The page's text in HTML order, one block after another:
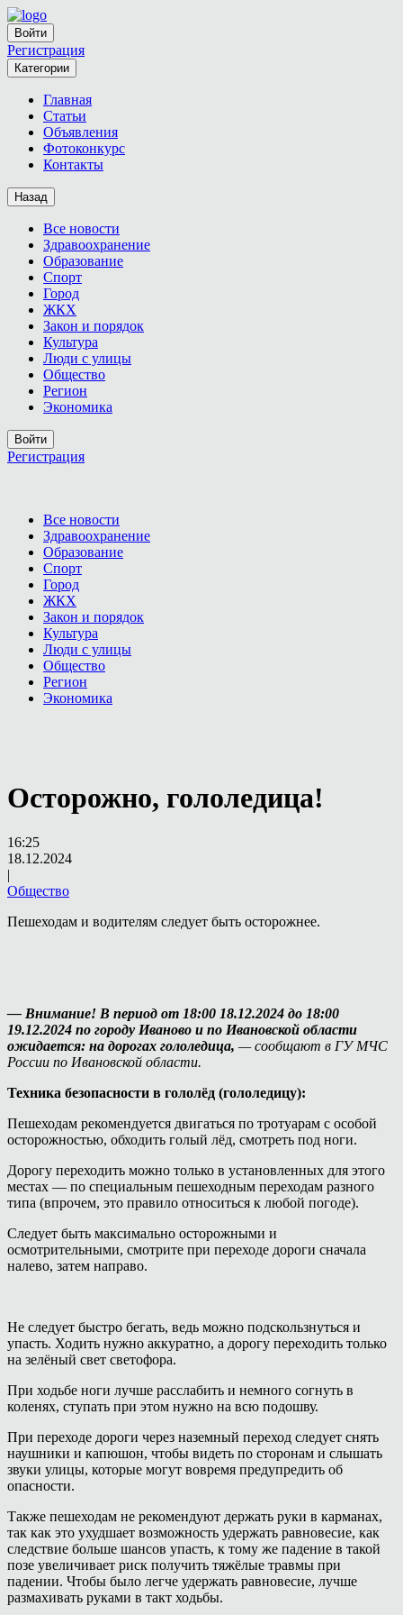
Войти
Регистрация
Категории
Главная
Статьи
Объявления
Фотоконкурс
Контакты
Назад
Все новости
Здравоохранение
Образование
Спорт
Город
ЖКХ
Закон и порядок
Культура
Люди с улицы
Общество
Регион
Экономика
Войти
Регистрация
Все новости
Здравоохранение
Образование
Спорт
Город
ЖКХ
Закон и порядок
Культура
Люди с улицы
Общество
Регион
Экономика
Осторожно, гололедица!
16:25
18.12.2024
|
Общество
Пешеходам и водителям следует быть осторожнее.
— Внимание! В период от 18:00 18.12.2024 до 18:00
19.12.2024 по городу Иваново и по Ивановской области
ожидается: на дорогах гололедица, — сообщают в ГУ МЧС
России по Ивановской области.
Техника безопасности в гололёд (гололедицу):
Пешеходам рекомендуется двигаться по тротуарам с особой
осторожностью, обходить голый лёд, смотреть под ноги.
Дорогу переходить можно только в установленных для этого
местах — по специальным пешеходным переходам разного
типа (впрочем, это правило относиться к любой погоде).
Следует быть максимально осторожными и
осмотрительными, смотрите при переходе дороги сначала
налево, затем направо.
Не следует быстро бегать, ведь можно подскользнуться и
упасть. Ходить нужно аккуратно, а дорогу переходить только
на зелёный свет светофора.
При ходьбе ноги лучше расслабить и немного согнуть в
коленях, ступать при этом нужно на всю подошву.
При переходе дороги через наземный переход следует снять
наушники и капюшон, чтобы видеть по сторонам и слышать
звуки улицы, которые могут вовремя предупредить об
опасности.
Также пешеходам не рекомендуют держать руки в карманах,
так как это ухудшает возможность удержать равновесие, как
следствие больше шансов упасть, к тому же падение в такой
позе увеличивает риск получить тяжёлые травмы при
падении. Чтобы было легче удержать равновесие, лучше
размахивать руками в такт ходьбы.